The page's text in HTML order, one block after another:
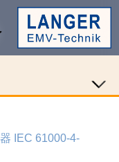
IEC 61000-4-